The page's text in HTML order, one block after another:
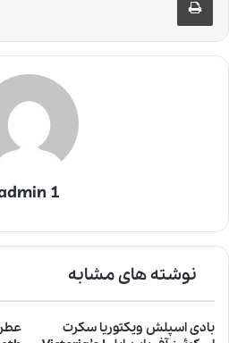
1
نوشته های مشابه
بادی اسپلش ویکتوریا سکرت